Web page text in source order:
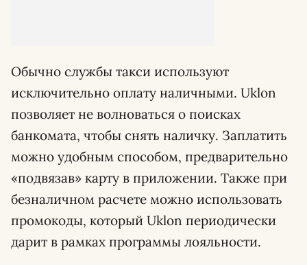
Обычно службы такси используют
исключительно оплату наличными. Uklon
позволяет не волноваться о поисках
банкомата, чтобы снять наличку. Заплатить
можно удобным способом, предварительно
«подвязав» карту в приложении. Также при
безналичном расчете можно использовать
промокоды, который Uklon периодически
дарит в рамках программы лояльности.